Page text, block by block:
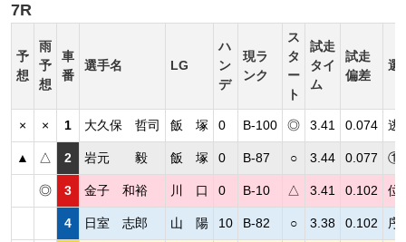
7R
予
想
雨
予
想
車
番
選手名 LG
ハ
ン
デ
現ラ
ンク
ス
タ
ー
ト
試走
タイ
ム
試走
偏差
選
× × 1 大久保 哲司 飯 塚 0 B-100 ◎ 3.41 0.074 逃
▲ △ 2 岩元 毅 飯 塚 0 B-87 ○ 3.44 0.077 ①
◎ 3 金子 和裕 川 口 0 B-10 △ 3.41 0.102 位
4 日室 志郎 山 陽 10 B-82 ○ 3.38 0.102 序